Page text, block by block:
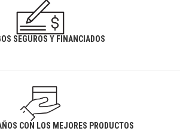
SEGUROS Y FINANCIADOS
CON LOS MEJORES PRODUCTOS